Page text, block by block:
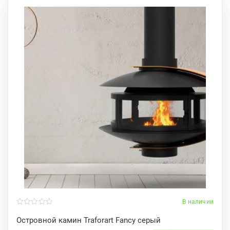
В наличии
Oстровной камин Traforart Fancy серый
o
u